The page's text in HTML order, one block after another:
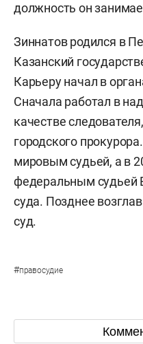
должность он
Зиннатов родился в
Казанский
Карьеру начал в
Сначала работал в
качестве
городского
мировым судьей, а в
федеральным судьей
суда. Позднее
суд.
#правосудие